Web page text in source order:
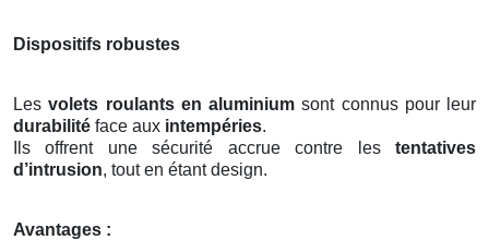
Dispositifs robustes
Lesvolets roulants en aluminium sont connus pour leur
durabilité face aux intempéries.
Ils offrent une sécurité accrue contre les tentatives
d’intrusion, tout en étant design.
Avantages :